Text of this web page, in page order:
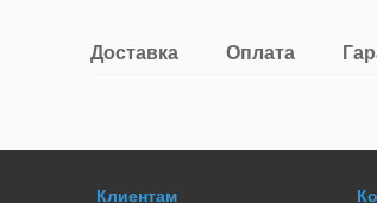
Доставка Оплата
Клиентам